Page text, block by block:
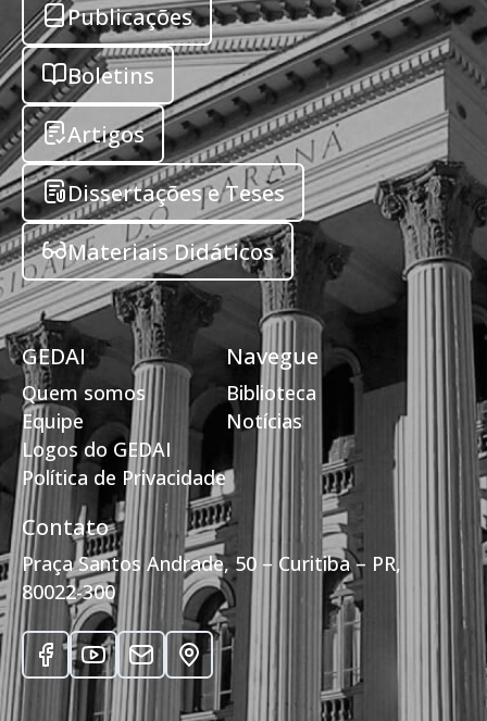
Publicações
Boletins
Artigos
Dissertações e Teses
Materiais Didáticos
GEDAI
Quem somos
Equipe
Logos do GEDAI
Política de Privacidade
Navegue
Biblioteca
Notícias
Contato
Praça Santos Andrade, 50 – Curitiba – PR,
80022-300